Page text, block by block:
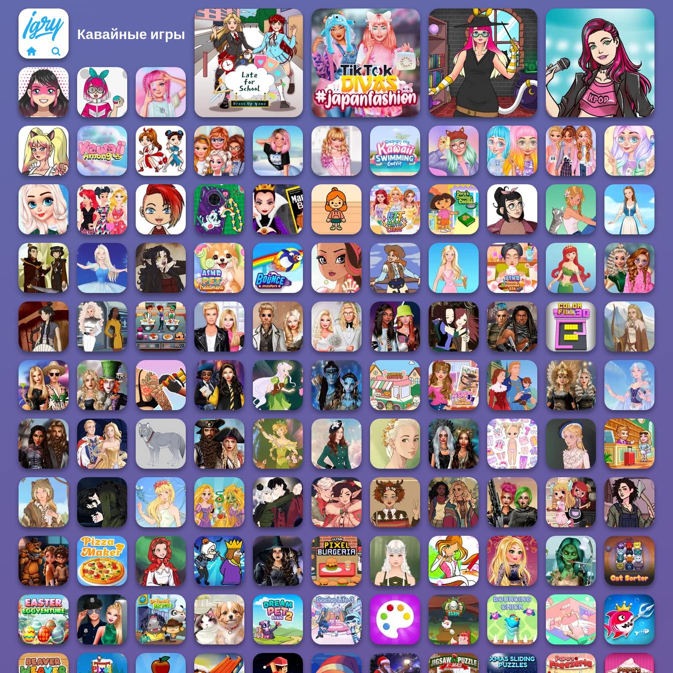
Кавайные игры
Late For School
TikTok Divas
#japanfashion
Kawaii Witch School K-Pop Star
Kawaii
Superhero
Avatar Maker
Kawaii Monster
Trainer Avatar...
Fairy Kei Fashion
Kawaii Kitty Cat
Girl
Kawaii Among Us
Kawaii Chibi
Fighter
Princesses
Kawaii Uniforms
My Winter Kawaii
Look
Insta Girls
Babycore
Fashion
Design My Kawaii
Swimming
Outf...
My Sweet Kawaii
Look
Princess Culture
of Cuteness
My Kawaii Winter
Scarf
Princesses
Kawaii Looks
And Ma...
Princesses
Different Styles
Tokyo Or London
Style: Princes...
Kawaii Chibi
Avatar Maker
DIY Phone Case
Shop
Evil Queen's
Revenge
TB Avataria Life
Girl
BFF Math Class
Dora Cooking in
la Cucina
Casual Icon
Maker
A Girl And Her Pet Folklore Fashion
Firebender Zuko Ice Ballerina Gothic Heroine
ASMR Pet
Treatment
Bouncemasters Fairy Tale High Cowgirl Barbie
ASMR Beauty
Japanese Spa
Cute Mermaid
School
Popularity
Challenge
Waterbender:
Katara
Trekkie Meiker
F/F
Cooking Cafe
Food Chef
Roomies Blind
Date
Steampunk
Wedding
Babs' Spring
Wedding
Fashionistas'
Faceoff
Manga Creator -
Fantasy World...
Cyberpunk
Guardians
Color Fill 3D Viking Woman
BFFs' Birthday
Bash For Babs
Alice and
Friends:
Enchanted W...
Tattoo Master 3D:
Crazy Art
Hogwarts
Princesses
Pixie Friends
Avatar Na'vi
Warriors Saga
Purr-fect Scoops
ASMR Nail
Treatment
Life Story
Norse
Goddesses
Faithful Elf
Medieval
Princesses
Sun Dress Wolf Maker
Romance Of The
Seven Seas
Pira...
Vintage Fairy Kate Middleton
Natural Girl
Portrait
Enchanted
Realms
Chibi Doll: Avatar
Creator
Victorian Alice
Hotel Fever
Tycoon
Grimm Beauty
Manga Creator
Vampire Hunter
P...
Thumbelina
Rapunzel
Zombie Curse
Manga Creator
Vampire Hunter
P...
Santa's
Workshop
Ugly Winter
Sweater
Into the Wild
Cyberpunk
Shieldmaidens
Devilish Cooking
Weekend at the
Overlook
FNAF Horror At
Home
The Pizza Maker
Little Red Riding
Hood
Murder
Mystic Coven The
Sisterhood of...
Ultra Pixel
Burgeria
Elven Makeover
Winx Paint Fairy
Color
Online Selfie
Stories
Ghoulish To
Gorgeous Cool
Zomb...
Cat Sorter Puzzle